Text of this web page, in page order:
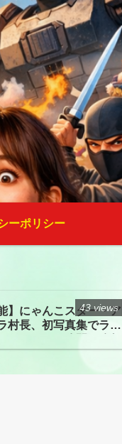
ーポリシー
】にゃんこスター・ア
村長、初写真集でラン
タル写真集が異例の大
43 views